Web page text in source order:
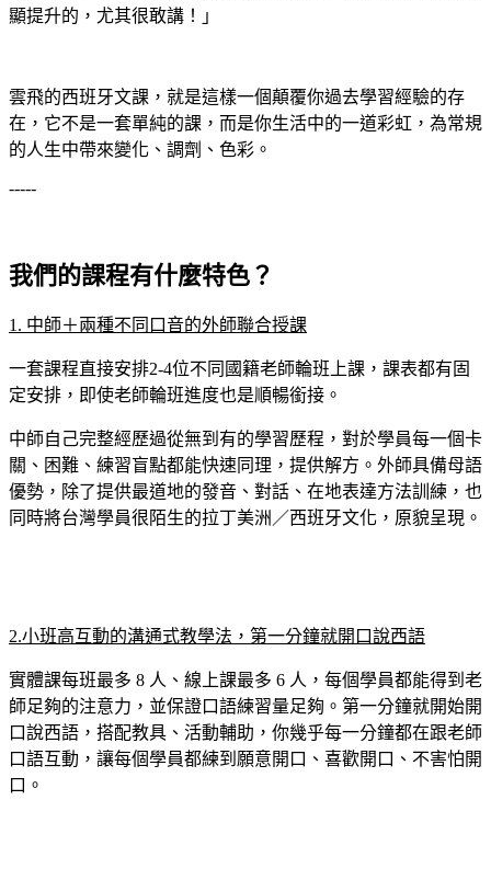
顯提升的，尤其很敢講！」
雲飛的西班牙文課，就是這樣一個顛覆你過去學習經驗的存
在，它不是一套單純的課，而是你生活中的一道彩虹，為常規
的人生中帶來變化、調劑、色彩。
-----
我們的課程有什麼特色？
1. 中師＋兩種不同口音的外師聯合授課
一套課程直接安排2-4位不同國籍老師輪班上課，課表都有固
定安排，即使老師輪班進度也是順暢銜接。
中師自己完整經歷過從無到有的學習歷程，對於學員每一個卡
關、困難、練習盲點都能快速同理，提供解方。外師具備母語
優勢，除了提供最道地的發音、對話、在地表達方法訓練，也
同時將台灣學員很陌生的拉丁美洲／西班牙文化，原貌呈現。
2.小班高互動的溝通式教學法，第一分鐘就開口說西語
實體課每班最多 8 人、線上課最多 6 人，每個學員都能得到老
師足夠的注意力，並保證口語練習量足夠。第一分鐘就開始開
口說西語，搭配教具、活動輔助，你幾乎每一分鐘都在跟老師
口語互動，讓每個學員都練到願意開口、喜歡開口、不害怕開
口。